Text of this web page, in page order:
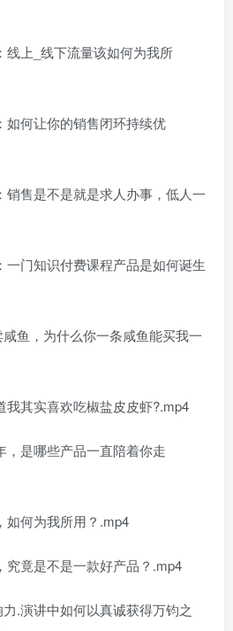
线上_线下流量该如何为我所
如何让你的销售闭环持续优
销售是不是就是求人办事，低人一
一门知识付费课程产品是如何诞生
鱼，为什么你一条咸鱼能买我一
我其实喜欢吃椒盐皮皮虾?.mp4
，是哪些产品一直陪着你走
如何为我所用？.mp4
究竟是不是一款好产品？.mp4
.演讲中如何以真诚获得万钧之